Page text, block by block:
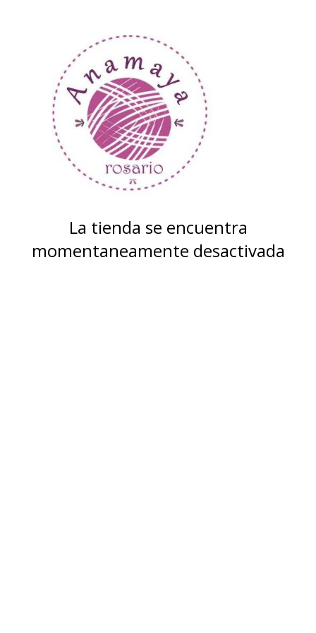
La tienda se encuentra
momentaneamente desactivada